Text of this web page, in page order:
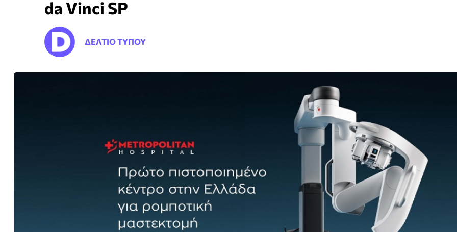
da Vinci SP
ΔΕΛΤΙΟ ΤΥΠΟΥ